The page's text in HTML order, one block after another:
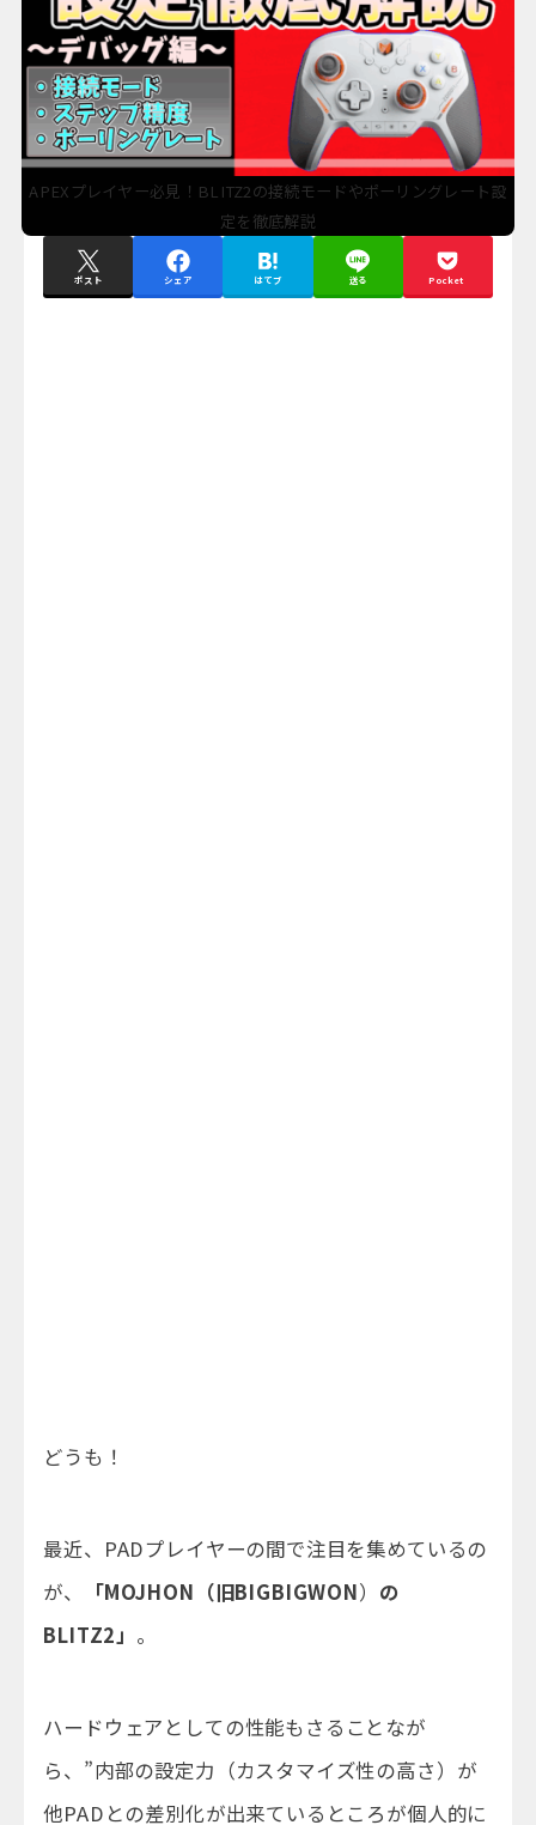
APEXプレイヤー必見！BLITZ2の接続モードやポーリングレート設
定を徹底解説
ポスト シェア はてブ 送る Pocket
どうも！
最近、PADプレイヤーの間で注目を集めているの
が、
「MOJHON（旧BIGBIGWON） の
BLITZ2」 。
ハードウェアとしての性能もさることなが
ら、”内部の設定力（カスタマイズ性の高さ）が
他PADとの差別化が出来ているところが個人的に